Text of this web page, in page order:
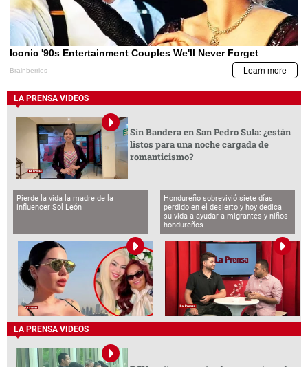
LA PRENSA VIDEOS
Sin Bandera en San Pedro Sula: ¿están
listos para una noche cargada de
romanticismo?
Pierde la vida la madre de la
influencer Sol León
Hondureño sobrevivió siete días
perdido en el desierto y hoy dedica
su vida a ayudar a migrantes y niños
hondureños
LA PRENSA VIDEOS